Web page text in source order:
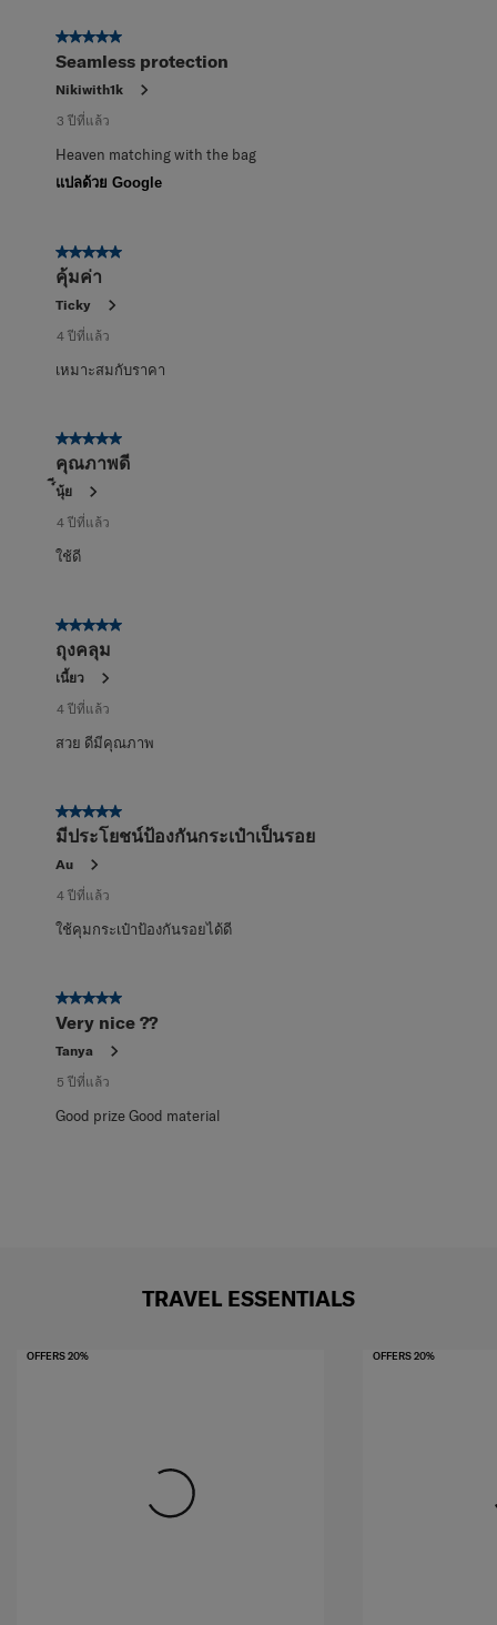
5 จาก 5 ดาว
Seamless protection
Nikiwith1k
3 ปีที่แล้ว
Heaven matching with the bag
แปลด้วย Google
5 จาก 5 ดาว
คุ้มค่า
Ticky
4 ปีที่แล้ว
เหมาะสมกับราคา
5 จาก 5 ดาว
คุณภาพดี
์ีนุ้ย
4 ปีที่แล้ว
ใช้ดี
5 จาก 5 ดาว
ถุงคลุม
เนี้ยว
4 ปีที่แล้ว
สวย ดีมีคุณภาพ
5 จาก 5 ดาว
มีประโยชน์ป้องกันกระเป๋าเป็นรอย
Au
4 ปีที่แล้ว
ใช้คุมกระเป๋าป้องกันรอยได้ดี
5 จาก 5 ดาว
Very nice ??
Tanya
5 ปีที่แล้ว
Good prize Good material
TRAVEL ESSENTIALS
OFFERS 20% OFFERS 20%